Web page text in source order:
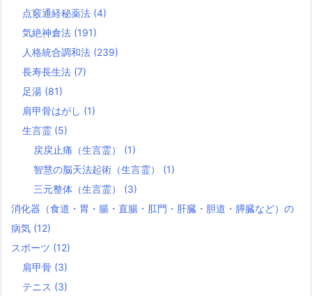
点竅通経秘薬法 (4)
気絶神倉法 (191)
人格統合調和法 (239)
長寿長生法 (7)
足湯 (81)
肩甲骨はがし (1)
生言霊 (5)
戻戻止痛（生言霊） (1)
智慧の脳天法起術（生言霊） (1)
三元整体（生言霊） (3)
消化器（食道・胃・腸・直腸・肛門・肝臓・胆道・膵臓など）の
病気 (12)
スポーツ (12)
肩甲骨 (3)
テニス (3)